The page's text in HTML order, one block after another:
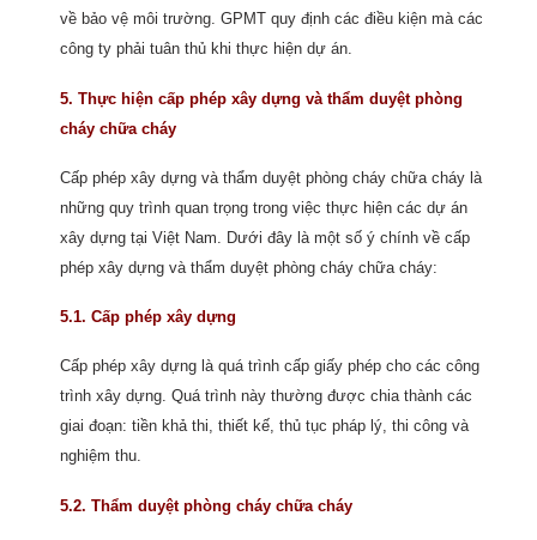
về bảo vệ môi trường. GPMT quy định các điều kiện mà các
công ty phải tuân thủ khi thực hiện dự án.
5. Thực hiện cấp phép xây dựng và thẩm duyệt phòng
cháy chữa cháy
Cấp phép xây dựng và thẩm duyệt phòng cháy chữa cháy là
những quy trình quan trọng trong việc thực hiện các dự án
xây dựng tại Việt Nam. Dưới đây là một số ý chính về cấp
phép xây dựng và thẩm duyệt phòng cháy chữa cháy:
5.1. Cấp phép xây dựng
Cấp phép xây dựng là quá trình cấp giấy phép cho các công
trình xây dựng. Quá trình này thường được chia thành các
giai đoạn: tiền khả thi, thiết kế, thủ tục pháp lý, thi công và
nghiệm thu.
5.2. Thẩm duyệt phòng cháy chữa cháy